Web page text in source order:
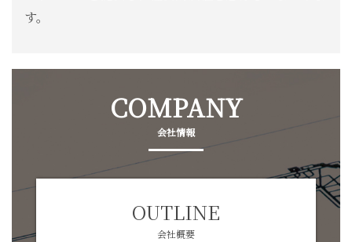
す。
COMPANY
会社情報
OUTLINE
会社概要